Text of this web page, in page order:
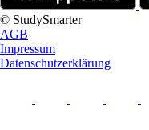
© StudySmarter
AGB
Impressum
Datenschutzerklärung